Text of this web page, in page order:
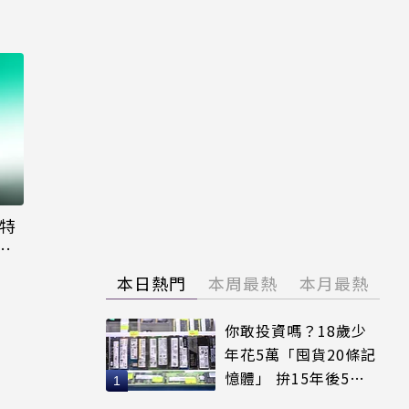
本日熱門 本周最熱 本月最熱
你敢投資嗎？18歲少
年花5萬「囤貨20條記
憶體」 拚15年後5倍